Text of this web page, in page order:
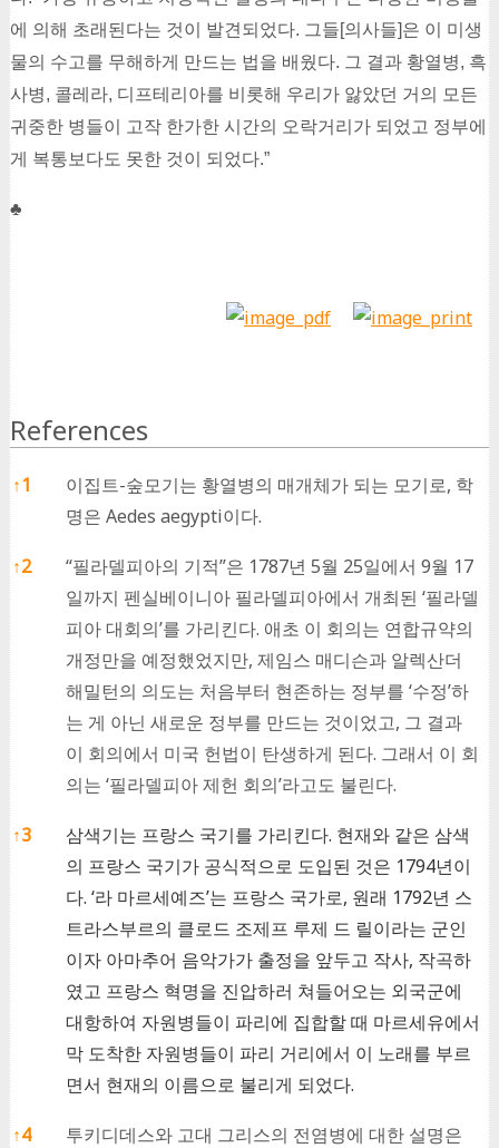
에 의해 초래된다는 것이 발견되었다. 그들[의사들]은 이 미생
물의 수고를 무해하게 만드는 법을 배웠다. 그 결과 황열병, 흑
사병, 콜레라, 디프테리아를 비롯해 우리가 앓았던 거의 모든
귀중한 병들이 고작 한가한 시간의 오락거리가 되었고 정부에
게 복통보다도 못한 것이 되었다.”
♣
References
References
↑1
이집트-숲모기는 황열병의 매개체가 되는 모기로, 학
명은 Aedes aegypti이다.
↑2
“필라델피아의 기적”은 1787년 5월 25일에서 9월 17
일까지 펜실베이니아 필라델피아에서 개최된 ‘필라델
피아 대회의’를 가리킨다. 애초 이 회의는 연합규약의
개정만을 예정했었지만, 제임스 매디슨과 알렉산더
해밀턴의 의도는 처음부터 현존하는 정부를 ‘수정’하
는 게 아닌 새로운 정부를 만드는 것이었고, 그 결과
이 회의에서 미국 헌법이 탄생하게 된다. 그래서 이 회
의는 ‘필라델피아 제헌 회의’라고도 불린다.
↑3
삼색기는 프랑스 국기를 가리킨다. 현재와 같은 삼색
의 프랑스 국기가 공식적으로 도입된 것은 1794년이
다. ‘라 마르세예즈’는 프랑스 국가로, 원래 1792년 스
트라스부르의 클로드 조제프 루제 드 릴이라는 군인
이자 아마추어 음악가가 출정을 앞두고 작사, 작곡하
였고 프랑스 혁명을 진압하러 쳐들어오는 외국군에
대항하여 자원병들이 파리에 집합할 때 마르세유에서
막 도착한 자원병들이 파리 거리에서 이 노래를 부르
면서 현재의 이름으로 불리게 되었다.
↑4 투키디데스와 고대 그리스의 전염병에 대한 설명은